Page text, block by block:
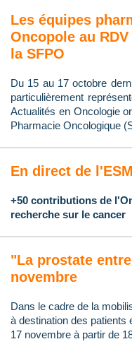
Les équipes
Oncopole au
la SFPO
Du 15 au 17 octobre
particulièrement
Actualités en Oncologie
Pharmacie Oncologique
En direct de
+50 contributions de
recherche sur le cancer
"La prostate
novembre
Dans le cadre de la
à destination des patients
17 novembre à partir de